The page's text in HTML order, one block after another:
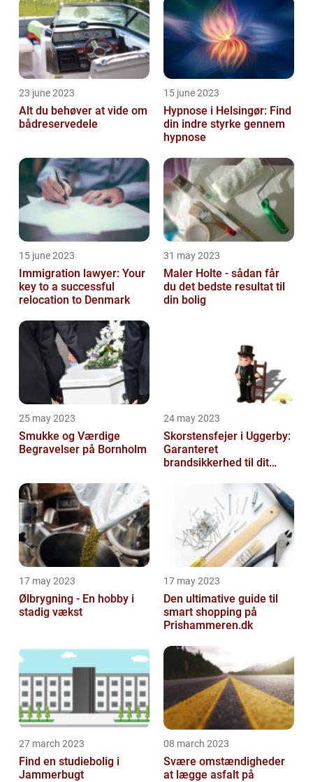
23 june 2023
Alt du behøver at vide om
bådreservedele
15 june 2023
Hypnose i Helsingør: Find
din indre styrke gennem
hypnose
15 june 2023
Immigration lawyer: Your
key to a successful
relocation to Denmark
31 may 2023
Maler Holte - sådan får
du det bedste resultat til
din bolig
25 may 2023
Smukke og Værdige
Begravelser på Bornholm
24 may 2023
Skorstensfejer i Uggerby:
Garanteret
brandsikkerhed til dit
17 may 2023
Ølbrygning - En hobby i
stadig vækst
17 may 2023
Den ultimative guide til
smart shopping på
Prishammeren.dk
27 march 2023
Find en studiebolig i
Jammerbugt
08 march 2023
Svære omstændigheder
at lægge asfalt på